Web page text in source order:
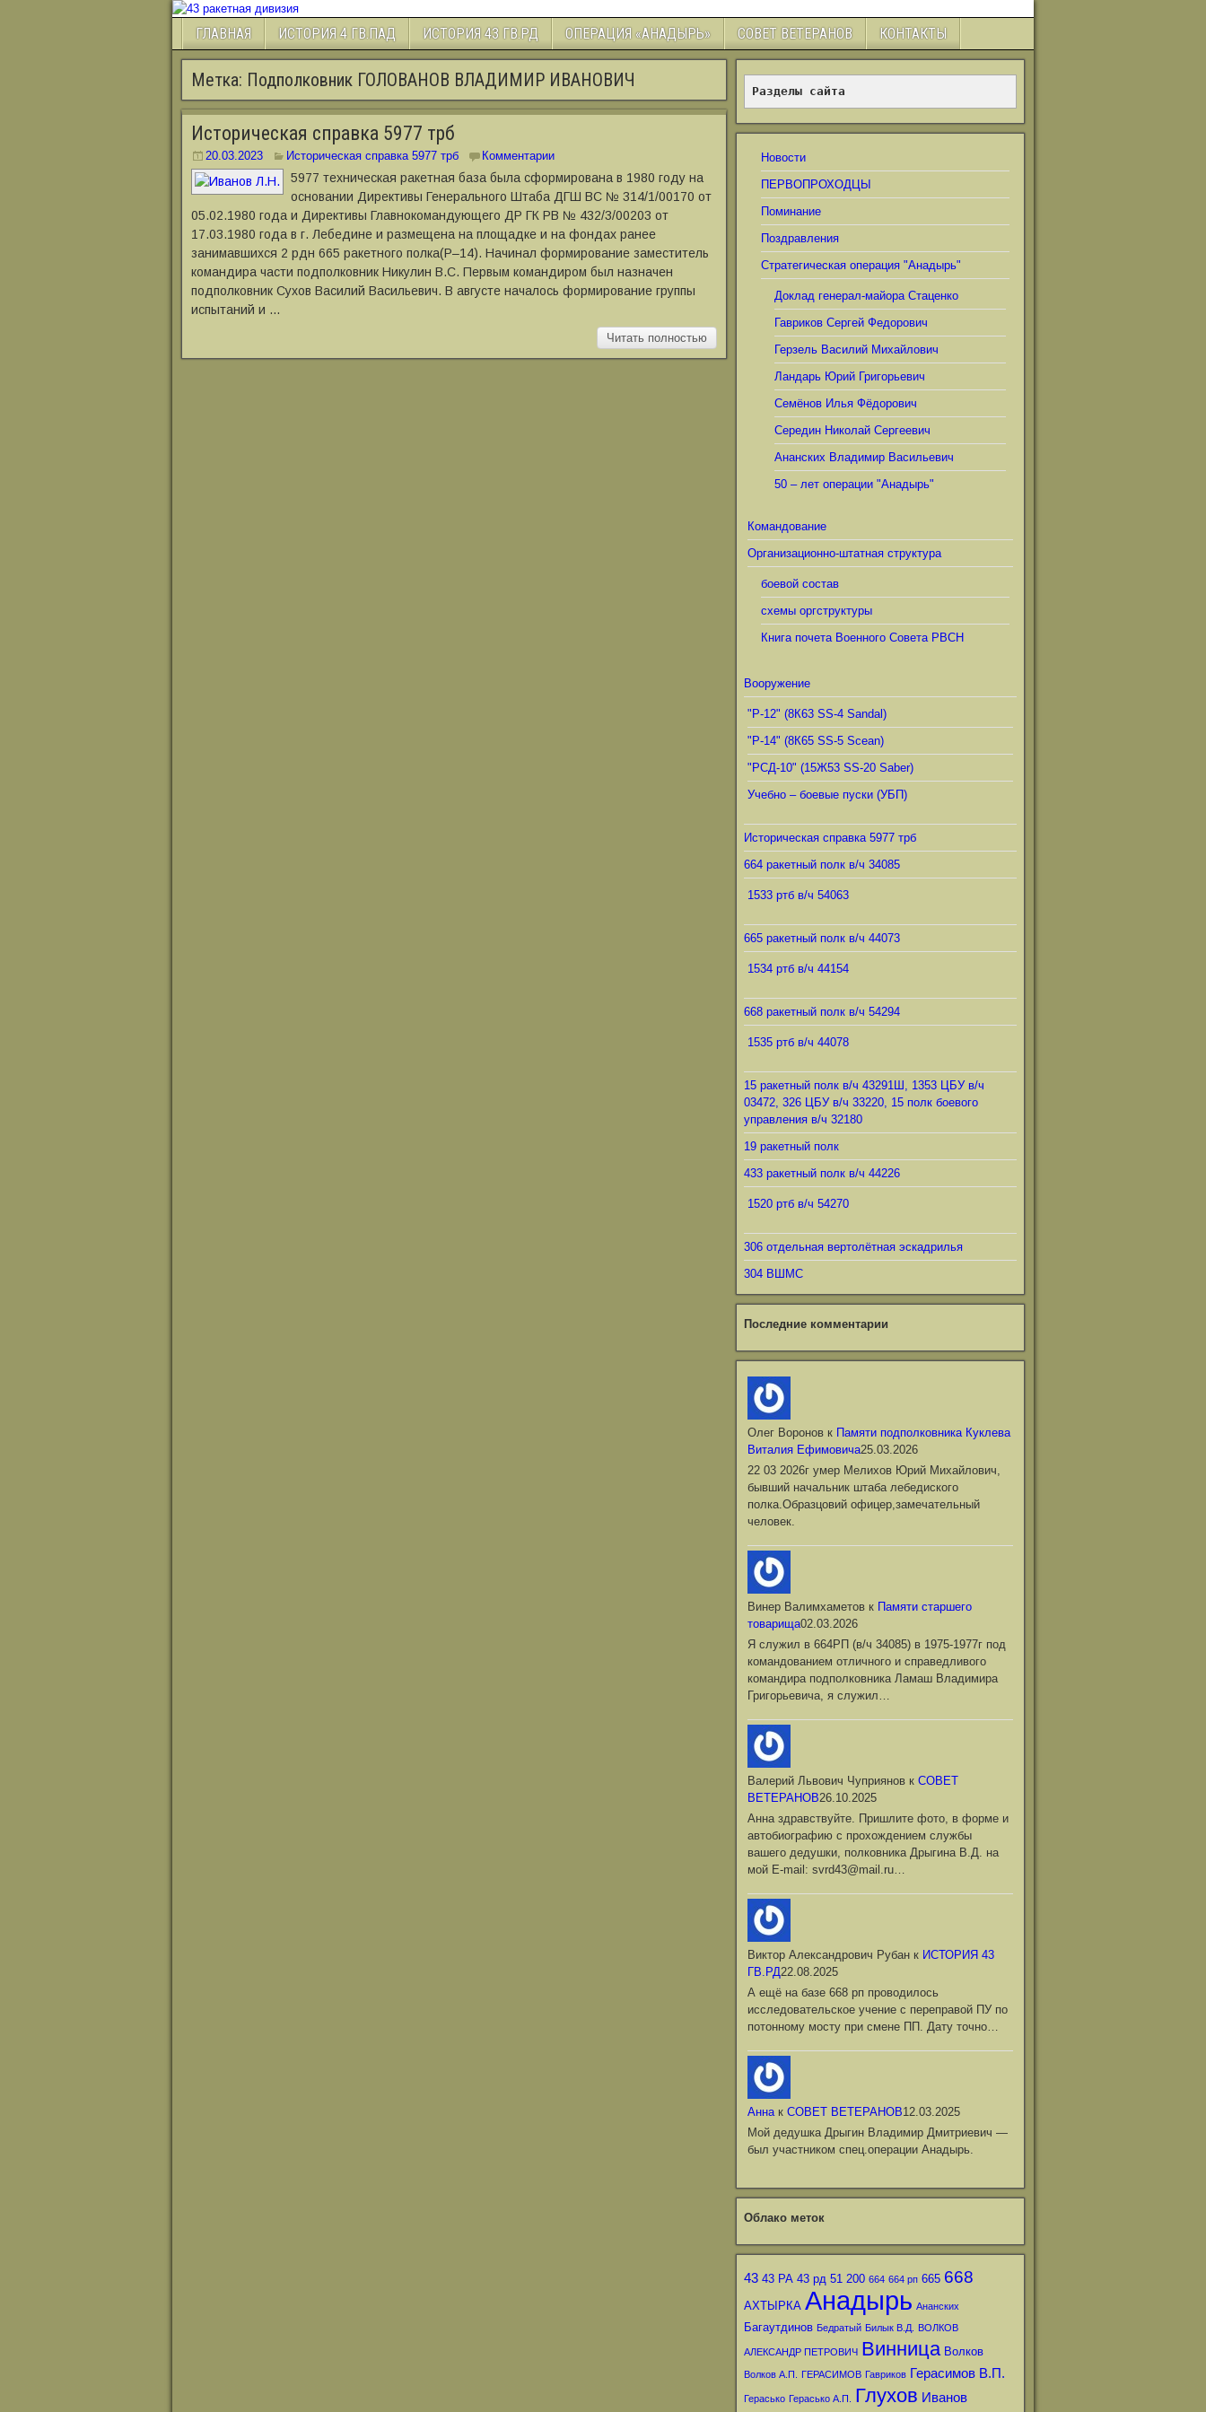
ГЛАВНАЯ ИСТОРИЯ 4 ГВ.ПАД ИСТОРИЯ 43 ГВ.РД ОПЕРАЦИЯ «АНАДЫРЬ» СОВЕТ ВЕТЕРАНОВ КОНТАКТЫ
Метка: Подполковник ГОЛОВАНОВ ВЛАДИМИР ИВАНОВИЧ
Историческая справка 5977 трб
20.03.2023 Историческая справка 5977 трб Комментарии
5977 техническая ракетная база была сформирована в 1980 году на
основании Директивы Генерального Штаба ДГШ ВС № 314/1/00170 от
05.02.1980 года и Директивы Главнокомандующего ДР ГК РВ № 432/3/00203 от
17.03.1980 года в г. Лебедине и размещена на площадке и на фондах ранее
занимавшихся 2 рдн 665 ракетного полка(Р–14). Начинал формирование заместитель
командира части подполковник Никулин В.С. Первым командиром был назначен
подполковник Сухов Василий Васильевич. В августе началось формирование группы
испытаний и …
Читать полностью
Разделы сайта
Новости
ПЕРВОПРОХОДЦЫ
Поминание
Поздравления
Стратегическая операция "Анадырь"
Доклад генерал-майора Стаценко
Гавриков Сергей Федорович
Герзель Василий Михайлович
Ландарь Юрий Григорьевич
Семёнов Илья Фёдорович
Середин Николай Сергеевич
Ананских Владимир Васильевич
50 – лет операции "Анадырь"
Командование
Организационно-штатная структура
боевой состав
схемы оргструктуры
Книга почета Военного Совета РВСН
Вооружение
"Р-12" (8К63 SS-4 Sandal)
"Р-14" (8К65 SS-5 Scean)
"РСД-10" (15Ж53 SS-20 Saber)
Учебно – боевые пуски (УБП)
Историческая справка 5977 трб
664 ракетный полк в/ч 34085
1533 ртб в/ч 54063
665 ракетный полк в/ч 44073
1534 ртб в/ч 44154
668 ракетный полк в/ч 54294
1535 ртб в/ч 44078
15 ракетный полк в/ч 43291Ш, 1353 ЦБУ в/ч
03472, 326 ЦБУ в/ч 33220, 15 полк боевого
управления в/ч 32180
19 ракетный полк
433 ракетный полк в/ч 44226
1520 ртб в/ч 54270
306 отдельная вертолётная эскадрилья
304 ВШМС
Последние комментарии
Олег Вороновк Памяти подполковника Куклева
Виталия Ефимовича25.03.2026
22 03 2026г умер Мелихов Юрий Михайлович,
бывший начальник штаба лебедиского
полка.Образцовий офицер,замечательный
человек.
Винер Валимхаметовк Памяти старшего
товарища02.03.2026
Я служил в 664РП (в/ч 34085) в 1975-1977г под
командованием отличного и справедливого
командира подполковника Ламаш Владимира
Григорьевича, я служил…
Валерий Львович Чуприяновк СОВЕТ
ВЕТЕРАНОВ26.10.2025
Анна здравствуйте. Пришлите фото, в форме и
автобиографию с прохождением службы
вашего дедушки, полковника Дрыгина В.Д. на
мой Е-mail: svrd43@mail.ru…
Виктор Александрович Рубанк ИСТОРИЯ 43
ГВ.РД22.08.2025
А ещё на базе 668 рп проводилось
исследовательское учение с переправой ПУ по
потонному мосту при смене ПП. Дату точно…
Аннак СОВЕТ ВЕТЕРАНОВ12.03.2025
Мой дедушка Дрыгин Владимир Дмитриевич —
был участником спец.операции Анадырь.
Облако меток
43 43 РА 43 рд 51 200 664 664 рп 665 668
АХТЫРКА Анадырь Ананских
Багаутдинов Бедратый Билык В.Д. ВОЛКОВ
АЛЕКСАНДР ПЕТРОВИЧ Винница Волков
Волков А.П. ГЕРАСИМОВ Гавриков Герасимов В.П.
Герасько Герасько А.П. Глухов Иванов